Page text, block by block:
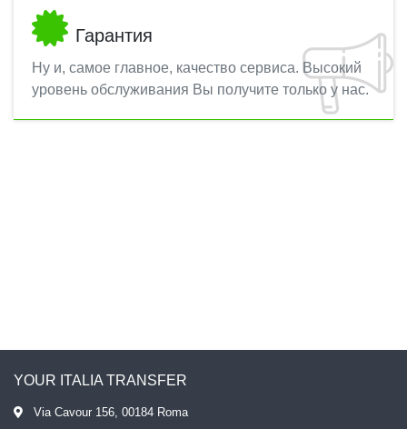
Гарантия
Ну и, самое главное, качество сервиса. Высокий
уровень обслуживания Вы получите только у нас.
YOUR ITALIA TRANSFER
Via Cavour 156, 00184 Roma